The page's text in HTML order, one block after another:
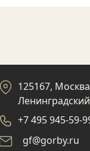
125167, Москва
+7 495 945-59-
gf@gorby.ru